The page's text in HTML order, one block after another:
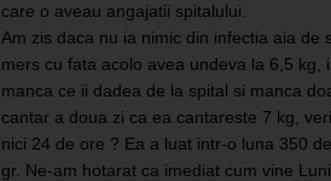
care o aveau angajatii spitalului.
Am zis daca nu ia nimic din infectia aia
mers cu fata acolo avea undeva la 6,5 kg,
manca ce ii dadea de la spital si manca
cantar a doua zi ca ea cantareste 7 kg,
nici 24 de ore ? Ea a luat intr-o luna 350
gr. Ne-am hotarat ca imediat cum vine